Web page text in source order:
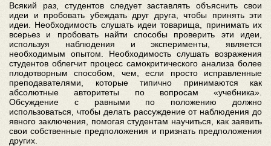
Всякий раз, студентов следует заставлять объяснить свои
идеи и пробовать убеждать друг друга, чтобы принять эти
идеи. Необходимость слушать идеи товарища, принимать их
всерьез и пробовать найти способы проверить эти идеи,
используя наблюдения и эксперименты, является
необходимым опытом. Необходимость слушать возражения
студентов облегчит процесс самокритического анализа более
плодотворным способом, чем, если просто исправленные
преподавателями, которые типично принимаются как
абсолютные авторитеты по вопросам «учебника».
Обсуждение с равными по положению должно
использоваться, чтобы делать рассуждение от наблюдения до
явного заключения, помогая студентам научиться, как заявить
свои собственные предположения и признать предположения
других.